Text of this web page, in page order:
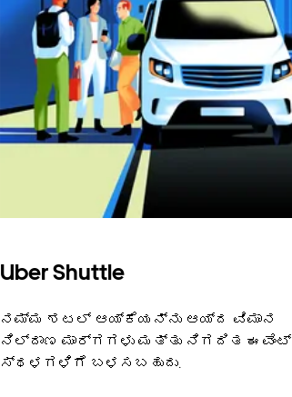
Uber Shuttle
ನಮ್ಮ ಶಟಲ್ ಆಯ್ಕೆಯನ್ನು ಆಯ್ದ ವಿಮಾನ
ನಿಲ್ದಾಣ ಮಾರ್ಗಗಳು ಮತ್ತು ನಿಗದಿತ ಈವೆಂಟ್
ಸ್ಥಳಗಳಿಗೆ ಬಳಸಬಹುದು.